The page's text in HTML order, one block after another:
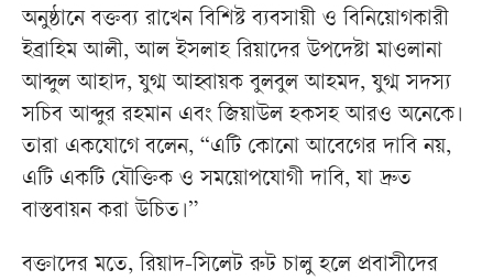
অনুষ্ঠানে বক্তব্য রাখেন বিশিষ্ট ব্যবসায়ী ও বিনিয়োগকারী
ইব্রাহিম আলী, আল ইসলাহ রিয়াদের উপদেষ্টা মাওলানা
আব্দুল আহাদ, যুগ্ম আহ্বায়ক বুলবুল আহমদ, যুগ্ম সদস্য
সচিব আব্দুর রহমান এবং জিয়াউল হকসহ আরও অনেকে।
তারা একযোগে বলেন, “এটি কোনো আবেগের দাবি নয়,
এটি একটি যৌক্তিক ও সময়োপযোগী দাবি, যা দ্রুত
বাস্তবায়ন করা উচিত।”
বক্তাদের মতে, রিয়াদ-সিলেট রুট চালু হলে প্রবাসীদের